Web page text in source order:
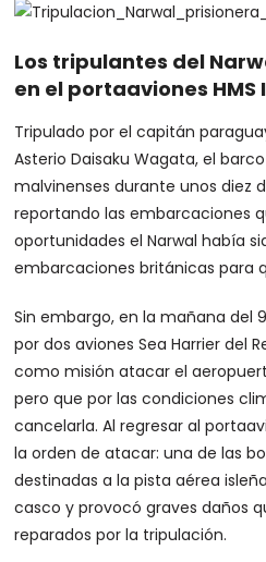
Los tripulantes del
en el portaaviones HMS
Tripulado por el capitán
Asterio Daisaku Wagata, el
malvinenses durante unos diez
reportando las embarcaciones
oportunidades el Narwal había
embarcaciones británicas para
Sin embargo, en la mañana del
por dos aviones Sea Harrier del
como misión atacar el
pero que por las condiciones
cancelarla. Al regresar al
la orden de atacar: una de las
destinadas a la pista aérea
casco y provocó graves daños
reparados por la tripulación.